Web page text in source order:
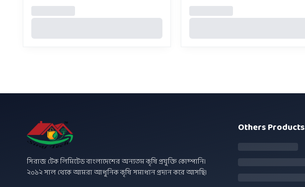
সিরাজ টেক লিমিটেড বাংলাদেশের অন্যতম কৃষি প্রযুক্তি কোম্পানি।
২০১২ সাল থেকে আমরা আধুনিক কৃষি সমাধান প্রদান করে আসছি।
Others Products